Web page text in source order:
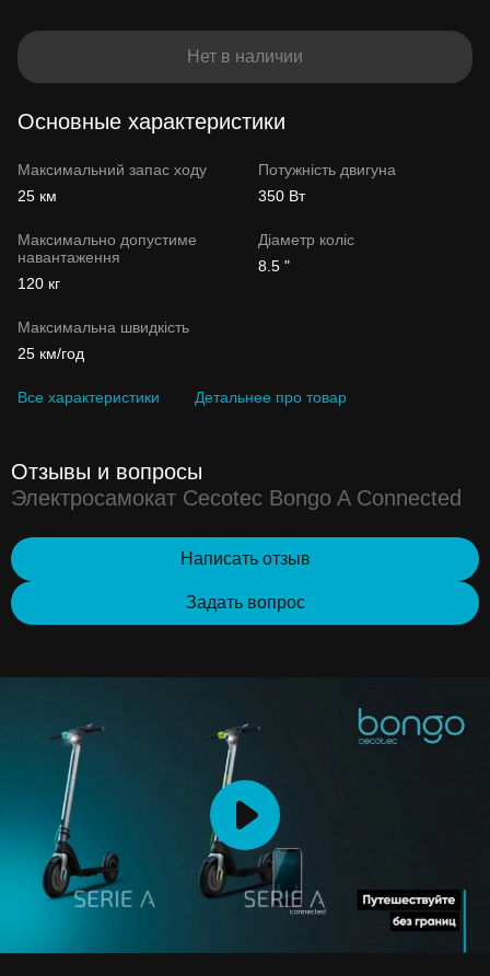
Нет в наличии
Основные характеристики
Максимальний запас ходу
25 км
Потужність двигуна
350 Вт
Максимально допустиме
навантаження
120 кг
Діаметр коліс
8.5 "
Максимальна швидкість
25 км/год
Все характеристики Детальнее про товар
Отзывы и вопросы
Электросамокат Cecotec Bongo A Connected
Написать отзыв
Задать вопрос